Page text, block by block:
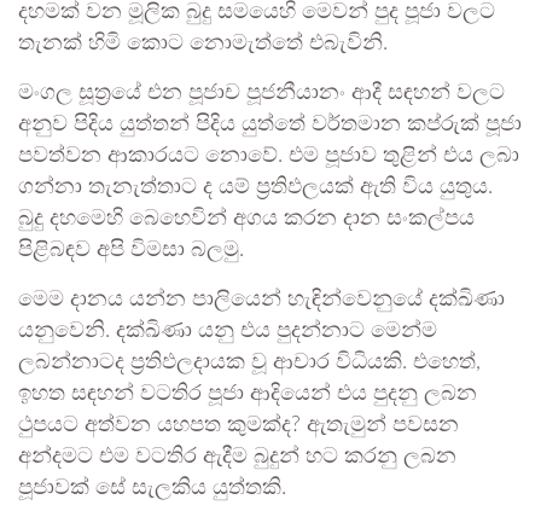
දහමක් වන මූලික බුදු සමයෙහි මෙවන් පුද පූජා වලට
තැනක් හිමි කොට නොමැත්තේ එබැවිනි.
මංගල සූත්‍රයේ එන පූජාච පූජනීයානං ආදී සඳහන් වලට
අනුව පිදිය යුත්තන් පිදිය යුත්තේ වර්තමාන කප්රුක් පූජා
පවත්වන ආකාරයට නොවේ. එම පූජාව තුළින් එය ලබා
ගන්නා තැනැත්තාට ද යම් ප්‍රතිඵලයක් ඇති විය යුතුය.
බුදු දහමෙහි බෙහෙවින් අගය කරන දාන සංකල්පය
පිළිබඳව අපි විමසා බලමු.
මෙම දානය යන්න පාලියෙන් හැඳින්වෙනුයේ දක්ඛිණා
යනුවෙනි. දක්ඛිණා යනු එය පුදන්නාට මෙන්ම
ලබන්නාටද ප්‍රතිඵලදායක වූ ආචාර විධියකි. එහෙත්,
ඉහත සඳහන් වටතිර පූජා ආදියෙන් එය පුදනු ලබන
ථුපයට අත්වන යහපත කුමක්ද? ඇතැමුන් පවසන
අන්දමට එම වටතිර ඇදීම බුදුන් හට කරනු ලබන
පූජාවක් සේ සැලකිය යුත්තකි.